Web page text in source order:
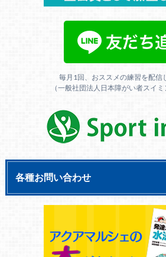
毎月1回、おススメの練習を配信
（一般社団法人日本障がい者スイミ
各種お問い合わせ